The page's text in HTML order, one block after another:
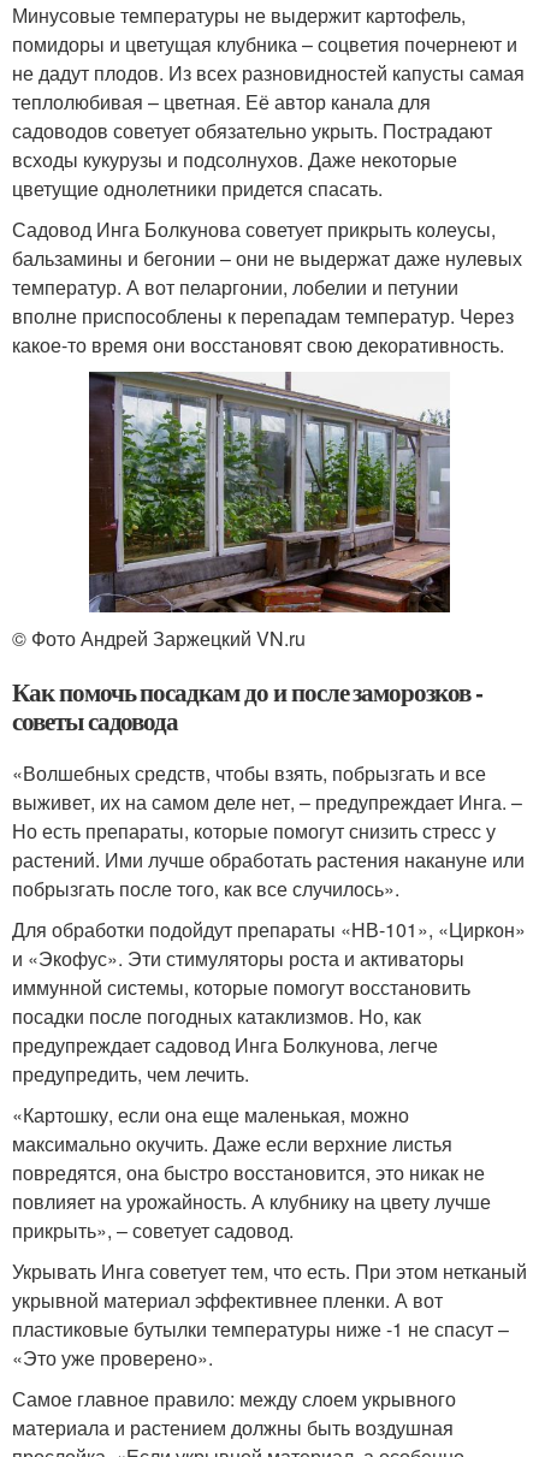
Минусовые температуры не выдержит картофель,
помидоры и цветущая клубника – соцветия почернеют и
не дадут плодов. Из всех разновидностей капусты самая
теплолюбивая – цветная. Её автор канала для
садоводов советует обязательно укрыть. Пострадают
всходы кукурузы и подсолнухов. Даже некоторые
цветущие однолетники придется спасать.
Садовод Инга Болкунова советует прикрыть колеусы,
бальзамины и бегонии – они не выдержат даже нулевых
температур. А вот пеларгонии, лобелии и петунии
вполне приспособлены к перепадам температур. Через
какое-то время они восстановят свою декоративность.
© Фото Андрей Заржецкий VN.ru
Как помочь посадкам до и после заморозков -
советы садовода
«Волшебных средств, чтобы взять, побрызгать и все
выживет, их на самом деле нет, – предупреждает Инга. –
Но есть препараты, которые помогут снизить стресс у
растений. Ими лучше обработать растения накануне или
побрызгать после того, как все случилось».
Для обработки подойдут препараты «НВ-101», «Циркон»
и «Экофус». Эти стимуляторы роста и активаторы
иммунной системы, которые помогут восстановить
посадки после погодных катаклизмов. Но, как
предупреждает садовод Инга Болкунова, легче
предупредить, чем лечить.
«Картошку, если она еще маленькая, можно
максимально окучить. Даже если верхние листья
повредятся, она быстро восстановится, это никак не
повлияет на урожайность. А клубнику на цвету лучше
прикрыть», – советует садовод.
Укрывать Инга советует тем, что есть. При этом нетканый
укрывной материал эффективнее пленки. А вот
пластиковые бутылки температуры ниже -1 не спасут –
«Это уже проверено».
Самое главное правило: между слоем укрывного
материала и растением должны быть воздушная